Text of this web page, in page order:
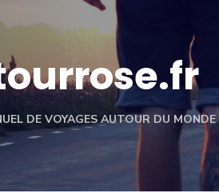
DE VOYAGES AUTOUR DU MONDE